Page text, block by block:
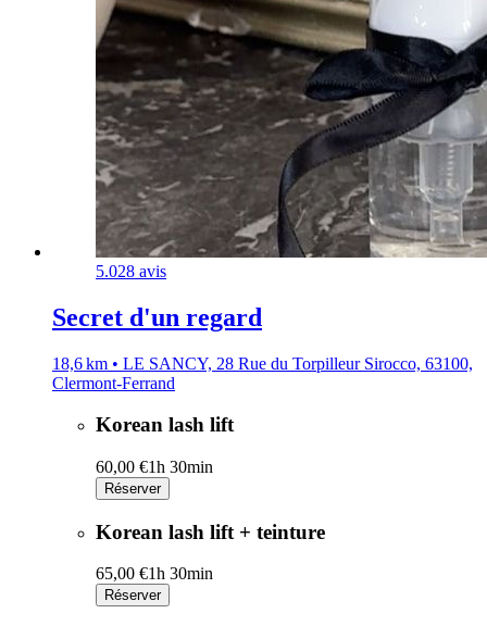
5.028 avis
Secret d'un regard
18,6 km • LE SANCY, 28 Rue du Torpilleur Sirocco, 63100,
Clermont-Ferrand
Korean lash lift
60,00 €1h 30min
Réserver
Korean lash lift + teinture
65,00 €1h 30min
Réserver